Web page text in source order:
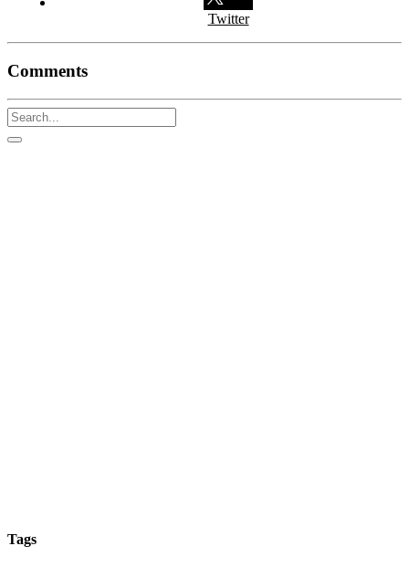
Twitter
Comments
Tags